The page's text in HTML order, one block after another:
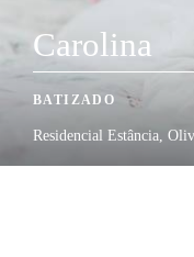
Carolina
BATIZADO
Residencial Estância,